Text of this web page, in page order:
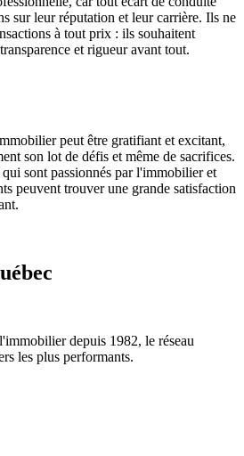
sur leur réputation et leur carrière. Ils ne
à tout prix : ils souhaitent
et rigueur avant tout.
peut être gratifiant et excitant,
son lot de défis et même de sacrifices.
sont passionnés par l'immobilier et
peuvent trouver une grande satisfaction
depuis 1982, le réseau
les plus performants.